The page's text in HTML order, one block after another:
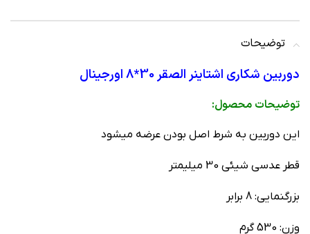
توضیحات
دوربین شکاری اشتاینر الصقر 30*8 اورجینال
توضیحات محصول:
این دوربین به شرط اصل بودن عرضه میشود
قطر عدسي شيئي 30 ميليمتر
بزرگنمايي: 8 برابر
وزن: 530 گرم